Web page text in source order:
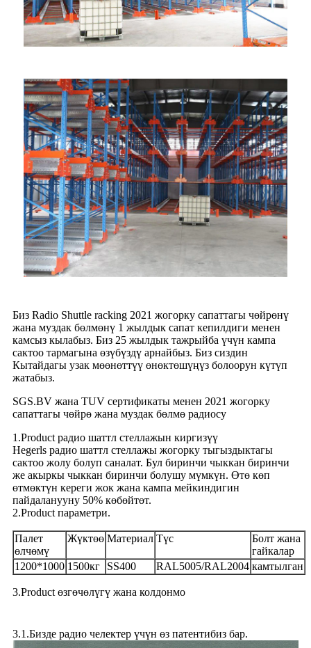
Биз Radio Shuttle racking 2021 жогорку сапаттагы чөйрөнү
жана муздак бөлмөнү 1 жылдык сапат кепилдиги менен
камсыз кылабыз. Биз 25 жылдык тажрыйба үчүн кампа
сактоо тармагына өзүбүздү арнайбыз. Биз сиздин
Кытайдагы узак мөөнөттүү өнөктөшүңүз болоорун күтүп
жатабыз.
SGS.BV жана TUV сертификаты менен 2021 жогорку
сапаттагы чөйрө жана муздак бөлмө радиосу
1.Product радио шаттл стеллажын киргизүү
Hegerls радио шаттл стеллажы жогорку тыгыздыктагы
сактоо жолу болуп саналат. Бул биринчи чыккан биринчи
же акыркы чыккан биринчи болушу мүмкүн. Өтө көп
өтмөктүн кереги жок жана кампа мейкиндигин
пайдаланууну 50% көбөйтөт.
2.Product параметри.
Палет
өлчөмү
Жүктөө Материал Түс
Болт жана
гайкалар
1200*1000 1500кг SS400 RAL5005/RAL2004 камтылган
3.Product өзгөчөлүгү жана колдонмо
3.1.Бизде радио челектер үчүн өз патентибиз бар.